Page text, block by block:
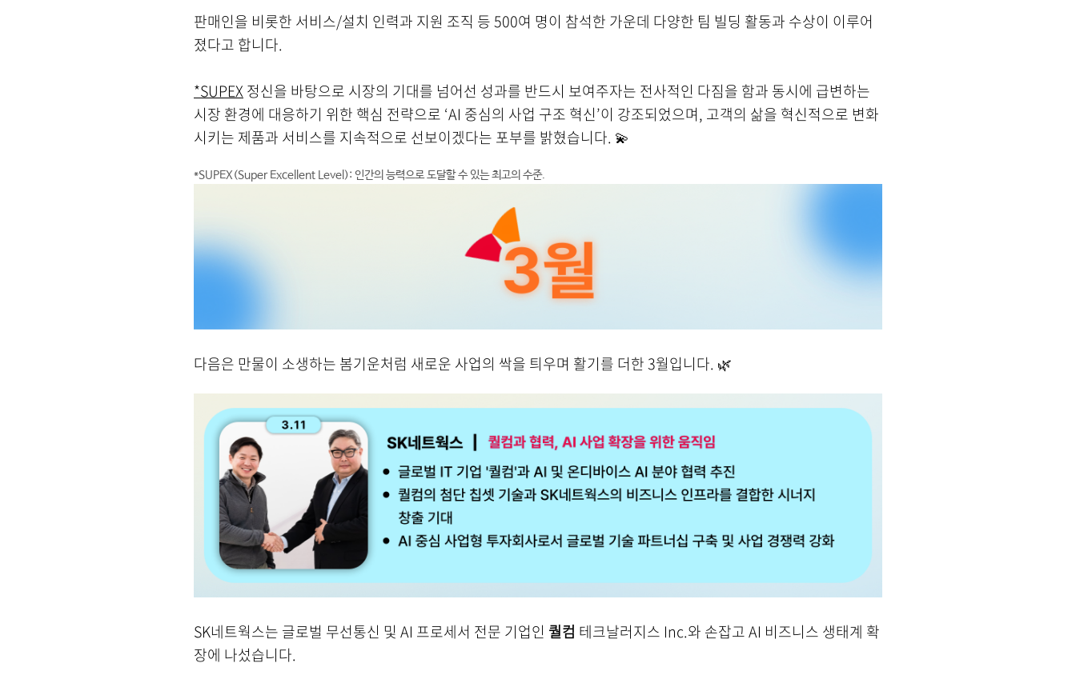
판매인을 비롯한 서비스/설치 인력과 지원 조직 등 500여 명이 참석한 가운데 다양한 팀 빌딩 활동과 수상이 이루어
졌다고 합니다.
*SUPEX 정신을 바탕으로 시장의 기대를 넘어선 성과를 반드시 보여주자는 전사적인 다짐을 함과 동시에 급변하는
시장 환경에 대응하기 위한 핵심 전략으로 ‘AI 중심의 사업 구조 혁신’이 강조되었으며, 고객의 삶을 혁신적으로 변화
시키는 제품과 서비스를 지속적으로 선보이겠다는 포부를 밝혔습니다. 💫
*SUPEX(Super Excellent Level): 인간의 능력으로 도달할 수 있는 최고의 수준.
다음은 만물이 소생하는 봄기운처럼 새로운 사업의 싹을 틔우며 활기를 더한 3월입니다. 🌿
SK네트웍스는 글로벌 무선통신 및 AI 프로세서 전문 기업인 퀄컴 테크날러지스 Inc.와 손잡고 AI 비즈니스 생태계 확
장에 나섰습니다.